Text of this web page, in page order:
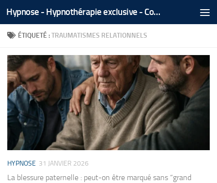
Skip to content Hypnose - Hypnothérapie exclusive - Coaching Médical Spécialisé - Tél/Whatsapp +212 666 535 866
ÉTIQUETÉ :TRAUMATISMES RELATIONNELS
HYPNOSE 31 JANVIER 2026
La blessure paternelle : peut-on être marqué sans “grand